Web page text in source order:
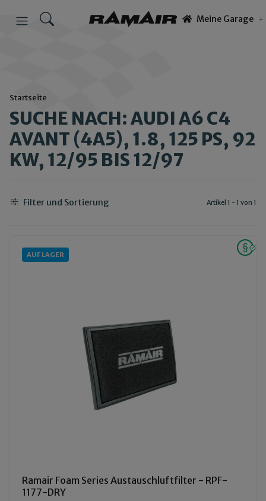
Meine Garage
Startseite
SUCHE NACH: AUDI A6 C4
AVANT (4A5), 1.8, 125 PS, 92
KW, 12/95 BIS 12/97
Filter und Sortierung Artikel 1 - 1 von 1
AUF LAGER
Ramair Foam Series Austauschluftfilter - RPF-
1177-DRY